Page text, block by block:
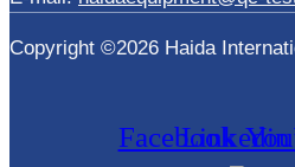
Copyright ©2026 Haida
FacebookLinkedin